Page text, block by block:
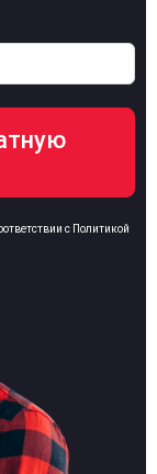
с Политикой